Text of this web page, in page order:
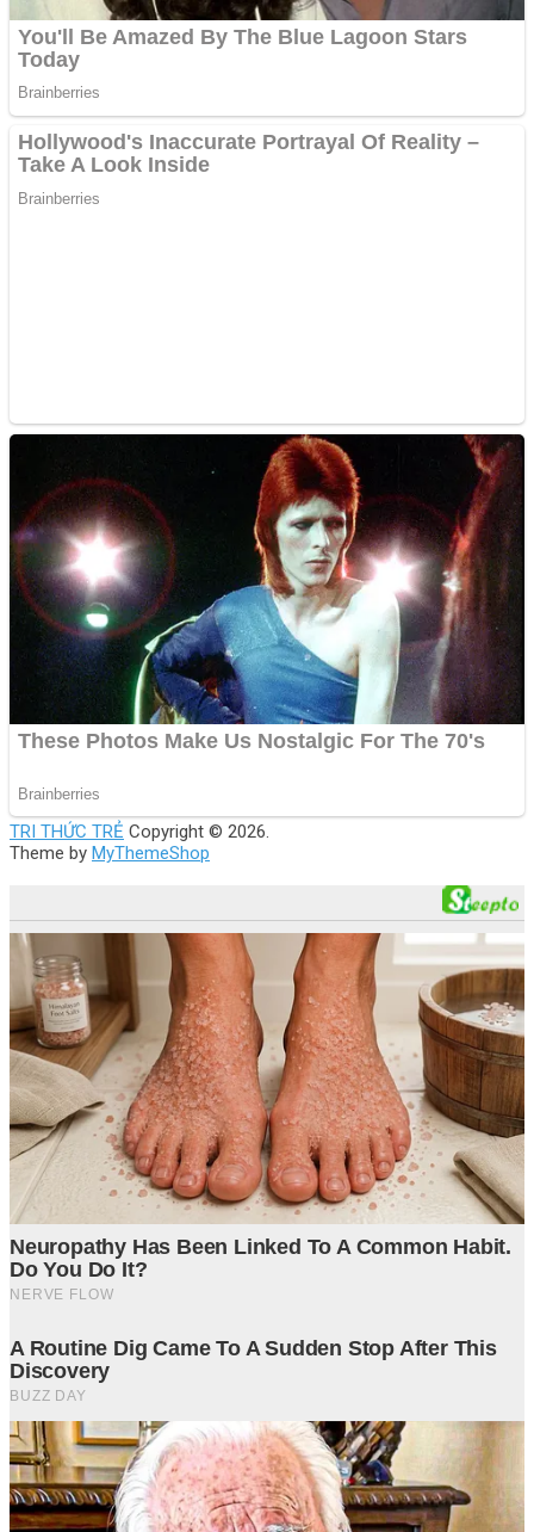
TRI THỨC TRẺ Copyright © 2026.
Theme by MyThemeShop